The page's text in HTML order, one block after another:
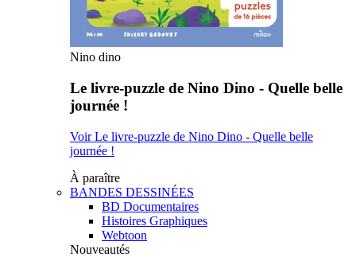
Nino dino
Le livre-puzzle de Nino Dino - Quelle belle
journée !
Voir Le livre-puzzle de Nino Dino - Quelle belle
journée !
À paraître
BANDES DESSINÉES
BD Documentaires
Histoires Graphiques
Webtoon
Nouveautés